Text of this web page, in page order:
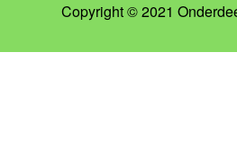
Copyright © 2021